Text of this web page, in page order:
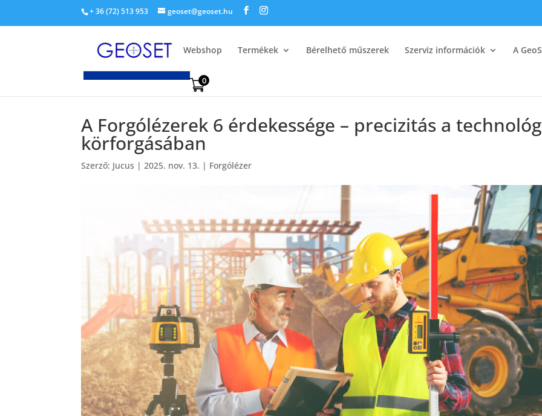
+ 36 (72) 513 953 geoset@geoset.hu
Webshop Termékek Bérelhető műszerek Szerviz információk A
0
A Forgólézerek 6 érdekessége – precizitás a
körforgásában
Szerző: Jucus |2025. nov. 13. | Forgólézer